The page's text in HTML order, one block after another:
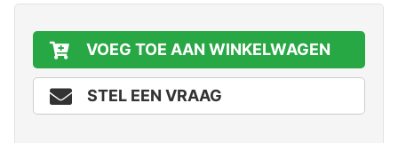
VOEG TOE AAN WINKELWAGEN
STEL EEN VRAAG